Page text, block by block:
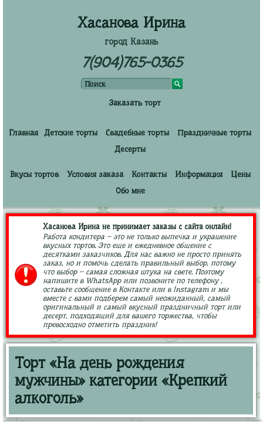
Хасанова Ирина
город Казань
7(904)765-0365
Заказать торт
Главная Детские торты Свадебные торты
Праздничные торты
Десерты
Вкусы тортов Условия заказа Контакты Информация
Цены
Обо мне
Хасанова Ирина не принимает заказы с сайта онлайн!
Работа кондитера – это не только выпечка и украшение
вкусных тортов. Это еще и ежедневное общение с
десятками заказчиков. Для нас важно не просто принять
заказ, но и помочь сделать правильный выбор, потому
что выбор – самая сложная штука на свете. Поэтому
напишите в WhatsApp или позвоните по телефону ,
оставьте сообщение в Контакте или в Instagram и мы
вместе с вами подберем самый неожиданный, самый
оригинальный и самый вкусный праздничный торт или
десерт, подходящий для вашего торжества, чтобы
превосходно отметить праздник!
Торт «На день рождения
мужчины» категории «Крепкий
алкоголь»